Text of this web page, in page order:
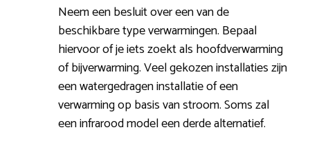
Neem een besluit over een van de
beschikbare type verwarmingen. Bepaal
hiervoor of je iets zoekt als hoofdverwarming
of bijverwarming. Veel gekozen installaties zijn
een watergedragen installatie of een
verwarming op basis van stroom. Soms zal
een infrarood model een derde alternatief.